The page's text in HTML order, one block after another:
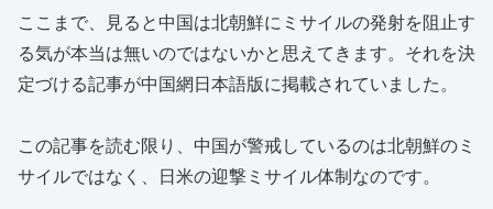
ここまで、見ると中国は北朝鮮にミサイルの発射を阻止す
る気が本当は無いのではないかと思えてきます。それを決
定づける記事が中国網日本語版に掲載されていました。
この記事を読む限り、中国が警戒しているのは北朝鮮のミ
サイルではなく、日米の迎撃ミサイル体制なのです。